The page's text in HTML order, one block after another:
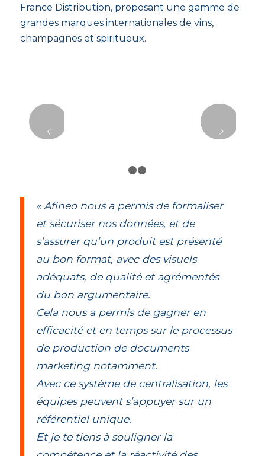
France Distribution, proposant une gamme de
grandes marques internationales de vins,
champagnes et spiritueux.
« Afineo nous a permis de formaliser
et sécuriser nos données, et de
s’assurer qu’un produit est présenté
au bon format, avec des visuels
adéquats, de qualité et agrémentés
du bon argumentaire.
Cela nous a permis de gagner en
efficacité et en temps sur le processus
de production de documents
marketing notamment.
Avec ce système de centralisation, les
équipes peuvent s’appuyer sur un
référentiel unique.
Et je te tiens à souligner la